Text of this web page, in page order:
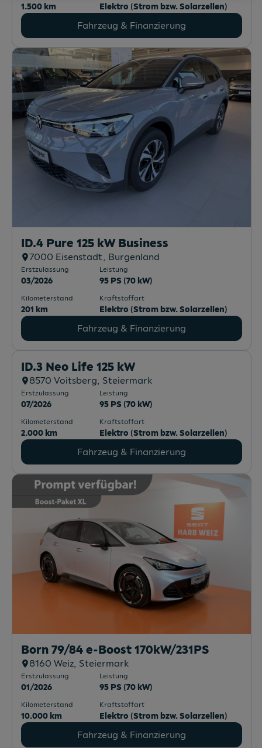
1.500 km Elektro (Strom bzw. Solarzellen)
Fahrzeug & Finanzierung
ID.4 Pure 125 kW Business
7000 Eisenstadt, Burgenland
Erstzulassung
03/2026
Leistung
95 PS (70 kW)
Kilometerstand
201 km
Kraftstoffart
Elektro (Strom bzw. Solarzellen)
Fahrzeug & Finanzierung
ID.3 Neo Life 125 kW
8570 Voitsberg , Steiermark
Erstzulassung
07/2026
Leistung
95 PS (70 kW)
Kraftstoffart
Elektro (Strom bzw. Solarzellen)
Fahrzeug & Finanzierung